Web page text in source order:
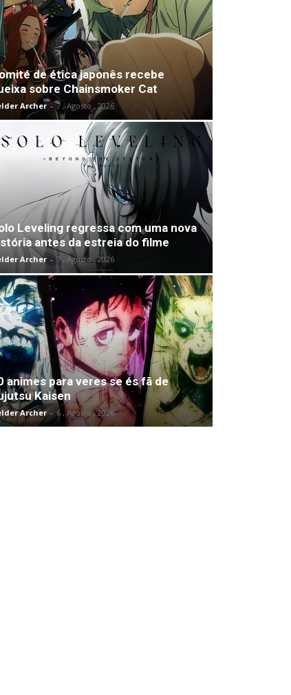
de ética japonês recebe
sobre Chainsmoker Cat
Archer - 7 , Agosto , 2026
Leveling regressa com uma nova
antes da estreia do filme
Archer - 7 , Agosto , 2026
animes para veres se és fã de
Kaisen
Archer - 6 , Agosto , 2026